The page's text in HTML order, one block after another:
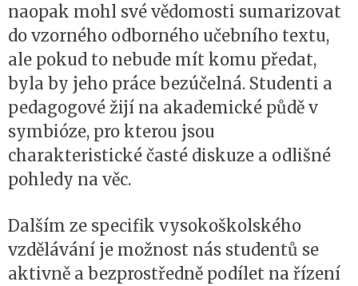
naopak mohl své vědomosti sumarizovat
do vzorného odborného učebního textu,
ale pokud to nebude mít komu předat,
byla by jeho práce bezúčelná. Studenti a
pedagogové žijí na akademické půdě v
symbióze, pro kterou jsou
charakteristické časté diskuze a odlišné
pohledy na věc.
Dalším ze specifik vysokoškolského
vzdělávání je možnost nás studentů se
aktivně a bezprostředně podílet na řízení